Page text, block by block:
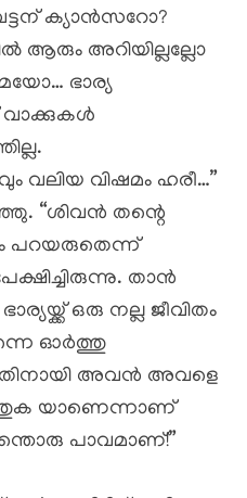
ക്യാൻസറോ?
ആരും അറിയില്ലല്ലോ
ഭാര്യ
വാക്കുകൾ
വലിയ വിഷമം ഹരീ…”
“ശിവൻ തന്റെ
പറയരുതെന്ന്
താൻ
ഒരു നല്ല ജീവിതം
ഓർത്തു
അവൻ അവളെ
യാണെന്നാണ്
പാവമാണ്!”